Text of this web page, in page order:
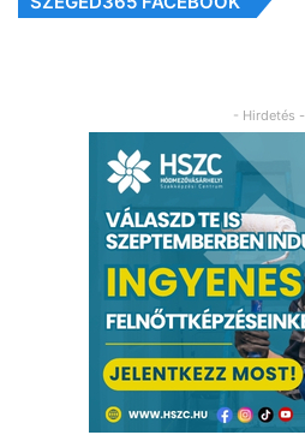
- Hirdetés -